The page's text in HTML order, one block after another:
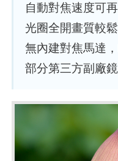
自動對焦速度可
光圈全開畫質較
無內建對焦馬達
部分第三方副廠